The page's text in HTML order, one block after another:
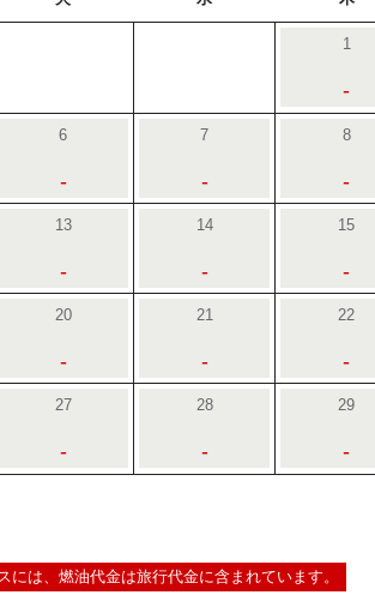
1
-
6
-
7
-
8
-
13
-
14
-
15
-
20
-
21
-
22
-
27
-
28
-
29
-
は、燃油代金は旅行代金に含まれています。